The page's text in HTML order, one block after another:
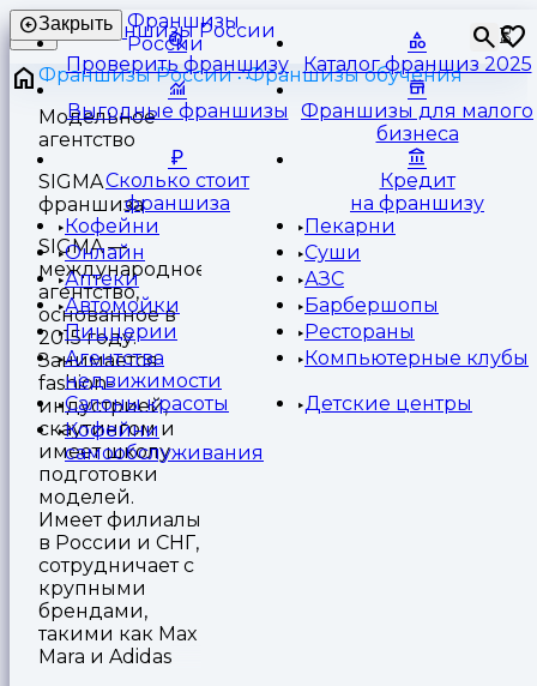
Франшизы
России
⏳
Закрыть
Проверить франшизу Каталог франшиз 2025
Выгодные франшизы
Франшизы для малого
бизнеса
Сколько стоит
франшиза
Кредит
на франшизу
Кофейни
Пекарни
Онлайн
Суши
Аптеки
АЗС
Автомойки
Барбершопы
Пиццерии
Рестораны
Агентства
недвижимости
Компьютерные клубы
Салоны красоты
Детские центры
Кофейни
самообслуживания
Франшизы России
Франшизы обучения
Модельное
агентство
SIGMA
франшиза
SIGMA —
международное
агентство,
основанное в
2015 году.
Занимается
fashion-
индустрией,
скаутингом и
имеет школу
подготовки
моделей.
Имеет филиалы
в России и СНГ,
сотрудничает с
крупными
брендами,
такими как Max
Mara и Adidas